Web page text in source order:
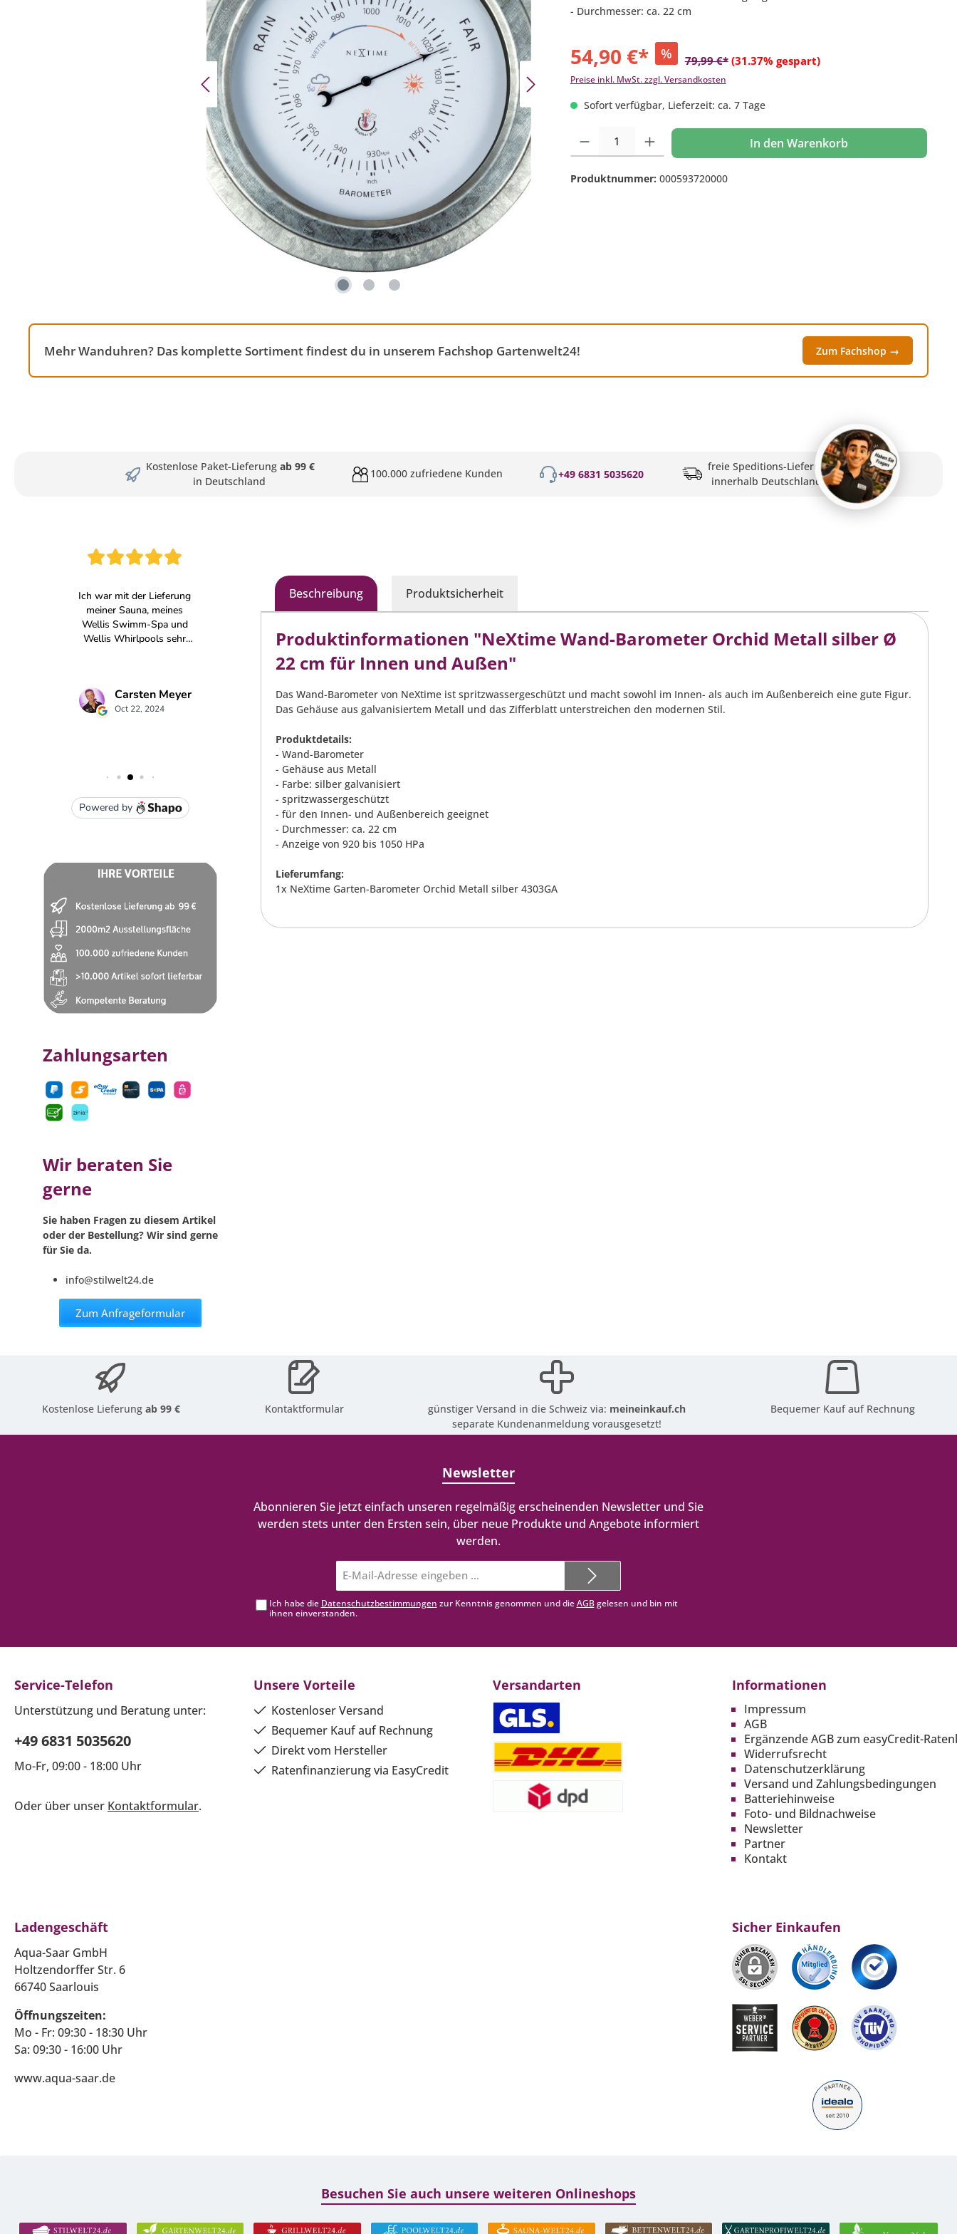
- Durchmesser: ca. 22 cm
54,90 €* % 79,99 €* (31.37% gespart)
Preise inkl. MwSt. zzgl. Versandkosten
Sofort verfügbar, Lieferzeit: ca. 7 Tage
Produkt Anzahl: Gib den gewünschten Wert ein oder benutze die Schaltflächen um die
In den Warenkorb
Produktnummer: 000593720000
Mehr Wanduhren? Das komplette Sortiment findest du in unserem Fachshop Gartenwelt24! Zum Fachshop →
Kostenlose Paket-Lieferung ab 99 €
in Deutschland
100.000 zufriedene Kunden +49 6831 5035620
freie Speditions-Lieferung
innerhalb Deutschlands
Zahlungsarten
Wir beraten Sie
gerne
Sie haben Fragen zu diesem Artikel
oder der Bestellung? Wir sind gerne
für Sie da.
info@stilwelt24.de
Zum Anfrageformular
Beschreibung Produktsicherheit
Produktinformationen "NeXtime Wand-Barometer Orchid Metall silber Ø
22 cm für Innen und Außen"
Das Wand-Barometer von NeXtime ist spritzwassergeschützt und macht sowohl im Innen- als auch im Außenbereich eine gute Figur.
Das Gehäuse aus galvanisiertem Metall und das Zifferblatt unterstreichen den modernen Stil.
Produktdetails:
- Wand-Barometer
- Gehäuse aus Metall
- Farbe: silber galvanisiert
- spritzwassergeschützt
- für den Innen- und Außenbereich geeignet
- Durchmesser: ca. 22 cm
- Anzeige von 920 bis 1050 HPa
Lieferumfang:
1x NeXtime Garten-Barometer Orchid Metall silber 4303GA
Kostenlose Lieferungab 99 € Kontaktformular günstiger Versand in die Schweiz via: meineinkauf.ch
separate Kundenanmeldung vorausgesetzt!
Bequemer Kauf auf Rechnung
Newsletter
Abonnieren Sie jetzt einfach unseren regelmäßig erscheinenden Newsletter und Sie
werden stets unter den Ersten sein, über neue Produkte und Angebote informiert
werden.
Mail-
Adresse*
Ich habe die Datenschutzbestimmungen zur Kenntnis genommen und dieAGBgelesen und bin mit
ihnen einverstanden.
Service-Telefon
Unterstützung und Beratung unter:
+49 6831 5035620
Mo-Fr, 09:00 - 18:00 Uhr
Oder über unser Kontaktformular.
Unsere Vorteile
Kostenloser Versand
Bequemer Kauf auf Rechnung
Direkt vom Hersteller
Ratenfinanzierung via EasyCredit
Versandarten Informationen
Impressum
AGB
Ergänzende AGB zum easyCredit-
Widerrufsrecht
Datenschutzerklärung
Versand und Zahlungsbedingungen
Batteriehinweise
Foto- und Bildnachweise
Newsletter
Partner
Kontakt
Ladengeschäft
Aqua-Saar GmbH
Holtzendorffer Str. 6
66740 Saarlouis
Öffnungszeiten:
Mo - Fr: 09:30 - 18:30 Uhr
Sa: 09:30 - 16:00 Uhr
www.aqua-saar.de
Sicher Einkaufen
Besuchen Sie auch unsere weiteren Onlineshops